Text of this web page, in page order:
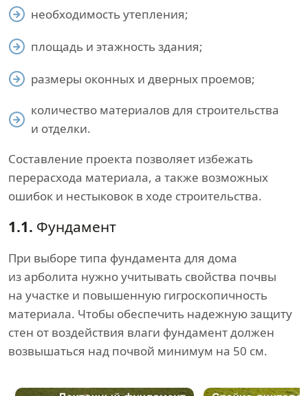
необходимость утепления;
площадь и этажность здания;
размеры оконных и дверных проемов;
количество материалов для строительства
и отделки.
Составление проекта позволяет избежать
перерасхода материала, а также возможных
ошибок и нестыковок в ходе строительства.
1.1. Фундамент
При выборе типа фундамента для дома
из арболита нужно учитывать свойства почвы
на участке и повышенную гигроскопичность
материала. Чтобы обеспечить надежную защиту
стен от воздействия влаги фундамент должен
возвышаться над почвой минимум на 50 см.